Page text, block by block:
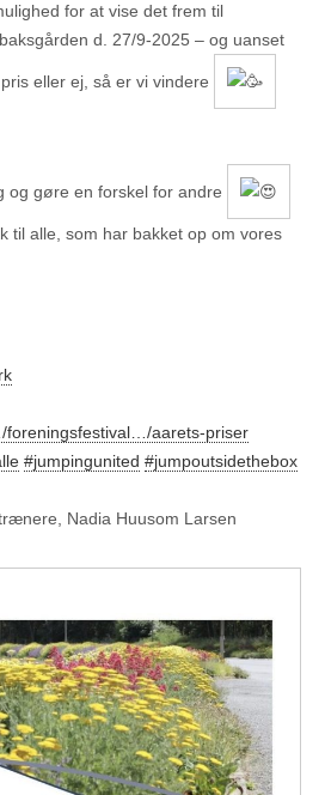
for at vise det frem til
d. 27/9-2025 – og uanset
eller ej, så er vi vindere
og gøre en forskel for andre
til alle, som har bakket op om vores
foreningsfestival…/aarets-priser
#jumpingunited #jumpoutsidethebox
Nadia Huusom Larsen